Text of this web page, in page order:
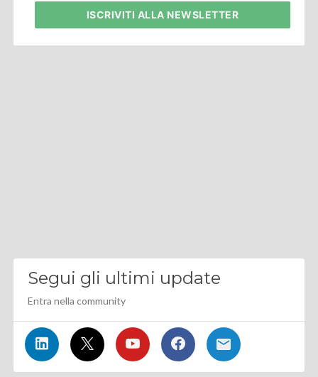
ISCRIVITI ALLA NEWSLETTER
Segui gli ultimi update
Entra nella community